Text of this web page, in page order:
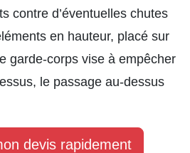
contre d’éventuelles chutes
en hauteur, placé sur
garde-corps vise à empêcher
le passage au-dessus
devis rapidement